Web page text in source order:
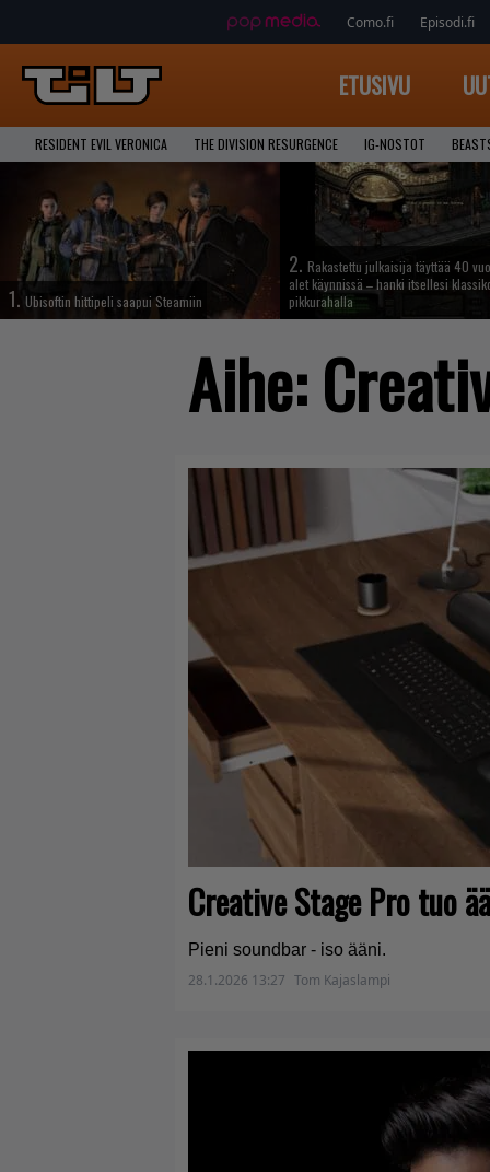
Como.fi Episodi.fi
ETUSIVU
RESIDENT EVIL VERONICA THE DIVISION RESURGENCE IG-NOSTOT
1. Ubisoftin hittipeli saapui Steamiin
2. Rakastettu julkaisija täyttää 40
alet käynnissä – hanki itsellesi
pikkurahalla
Aihe:
Creative Stage Pro tuo
Pieni soundbar - iso ääni.
28.1.2026 13:27 Tom Kajaslampi